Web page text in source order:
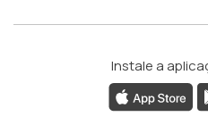
Instale a